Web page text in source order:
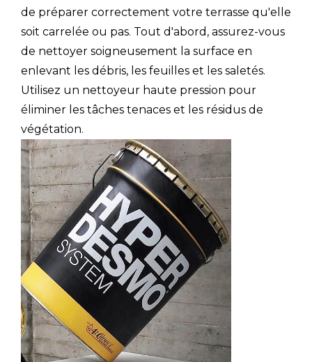
de préparer correctement votre terrasse qu'elle
soit carrelée ou pas. Tout d'abord, assurez-vous
de nettoyer soigneusement la surface en
enlevant les débris, les feuilles et les saletés.
Utilisez un nettoyeur haute pression pour
éliminer les tâches tenaces et les résidus de
végétation.